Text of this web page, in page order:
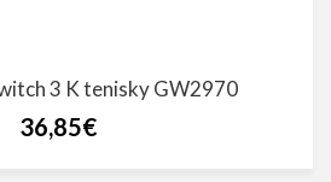
3 K tenisky GW2970
36,85€